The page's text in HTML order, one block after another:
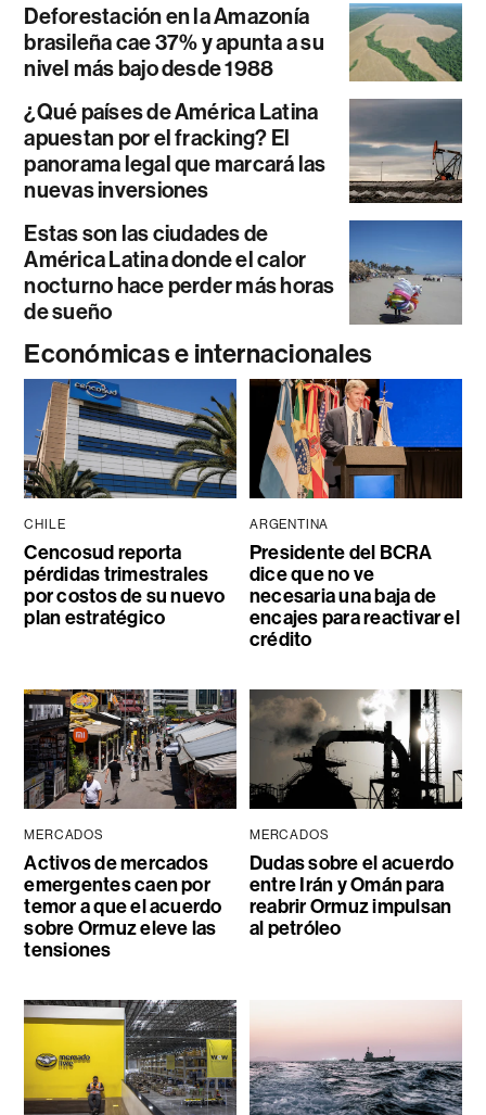
Deforestación en la Amazonía
brasileña cae 37% y apunta a su
nivel más bajo desde 1988
¿Qué países de América Latina
apuestan por el fracking? El
panorama legal que marcará las
nuevas inversiones
Estas son las ciudades de
América Latina donde el calor
nocturno hace perder más horas
de sueño
Económicas e internacionales
CHILE
Cencosud reporta
pérdidas trimestrales
por costos de su nuevo
plan estratégico
ARGENTINA
Presidente del BCRA
dice que no ve
necesaria una baja de
encajes para reactivar el
crédito
MERCADOS
Activos de mercados
emergentes caen por
temor a que el acuerdo
sobre Ormuz eleve las
tensiones
MERCADOS
Dudas sobre el acuerdo
entre Irán y Omán para
reabrir Ormuz impulsan
al petróleo